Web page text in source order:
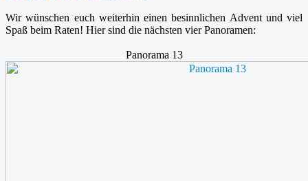
Wir wünschen euch weiterhin einen besinnlichen Advent und viel
Spaß beim Raten! Hier sind die nächsten vier Panoramen:
Panorama 13